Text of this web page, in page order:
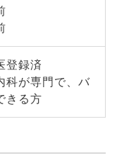
登録済
科が専門で、バ
きる方